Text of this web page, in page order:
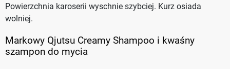
Powierzchnia karoserii wyschnie szybciej. Kurz osiada
wolniej.
Markowy Qjutsu Creamy Shampoo i kwaśny
szampon do mycia